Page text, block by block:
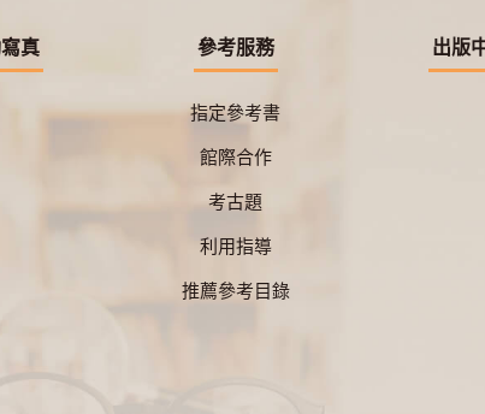
真 參考服務
指定參考書
館際合作
考古題
利用指導
推薦參考目錄
出版